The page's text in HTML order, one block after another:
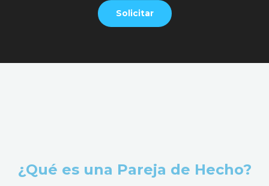
Solicitar
¿Qué es una Pareja de Hecho?